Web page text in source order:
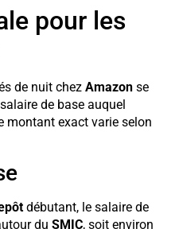
pour les
de nuit chez Amazon se
de base auquel
montant exact varie selon
débutant, le salaire de
du SMIC, soit environ